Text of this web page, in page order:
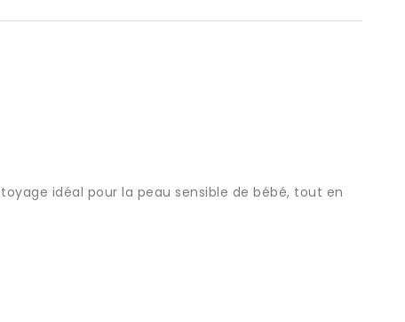
idéal pour la peau sensible de bébé, tout en